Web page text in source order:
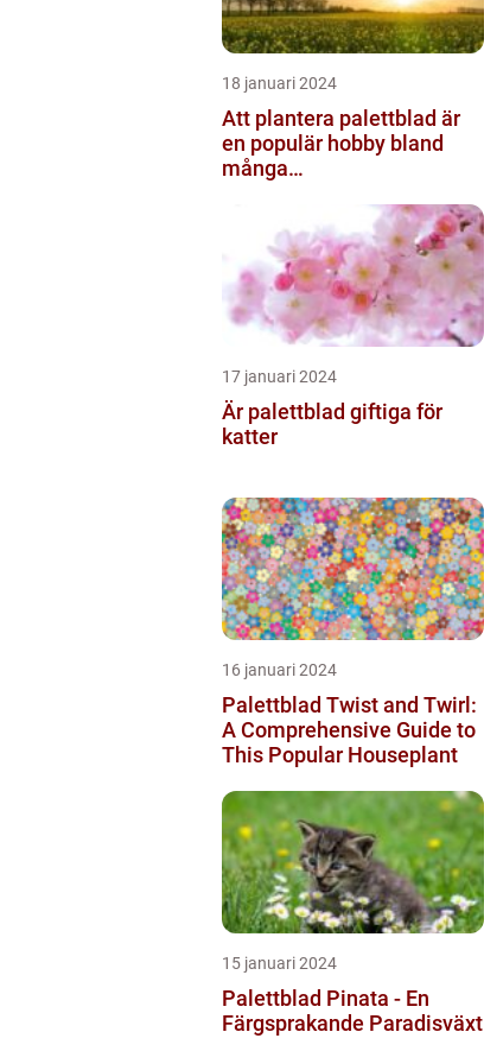
18 januari 2024
Att plantera palettblad är
en populär hobby bland
många
kan bidra till att ...
17 januari 2024
Är palettblad giftiga för
katter
16 januari 2024
Palettblad Twist and Twirl:
A Comprehensive Guide to
This Popular Houseplant
15 januari 2024
Palettblad Pinata - En
Färgsprakande Paradisväxt